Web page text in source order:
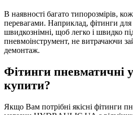
В наявності багато типорозмірів,
перевагами. Наприклад, фітинги
швидкознімні, щоб легко і швидко
пневмоінструмент, не витрачаючи
демонтаж.
Фітинги пневматичні
купити?
Якщо Вам потрібні якісні фітинги